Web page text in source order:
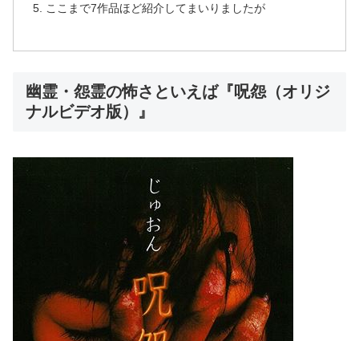
ここまで7作品ほど紹介してまいりましたが
幽霊・怨霊の怖さといえば『呪怨（オリジ
ナルビデオ版）』